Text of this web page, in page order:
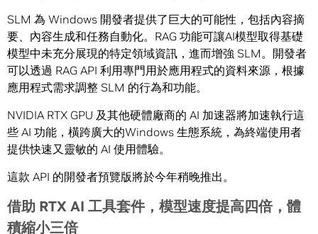
SLM 為 Windows 開發者提供了巨大的可能性，包括內容摘
要、內容生成和任務自動化。 RAG 功能可讓AI模型取得基礎
模型中未充分展現的特定領域資訊，進而增強 SLM。開發者
可以透過 RAG API 利用專門用於應用程式的資料來源，根據
應用程式需求調整 SLM 的行為和功能。
NVIDIA RTX GPU 及其他硬體廠商的 AI 加速器將加速執行這
些 AI 功能，橫跨廣大的Windows 生態系統，為終端使用者
提供快速又靈敏的 AI 使用體驗。
這款 API 的開發者預覽版將於今年稍晚推出。
借助 RTX AI 工具套件，模型速度提高四倍，體
積縮小三倍